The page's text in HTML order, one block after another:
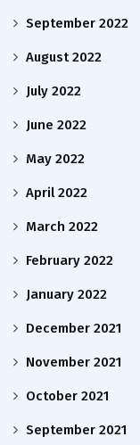
September 2022
August 2022
July 2022
June 2022
May 2022
April 2022
March 2022
February 2022
January 2022
December 2021
November 2021
October 2021
September 2021